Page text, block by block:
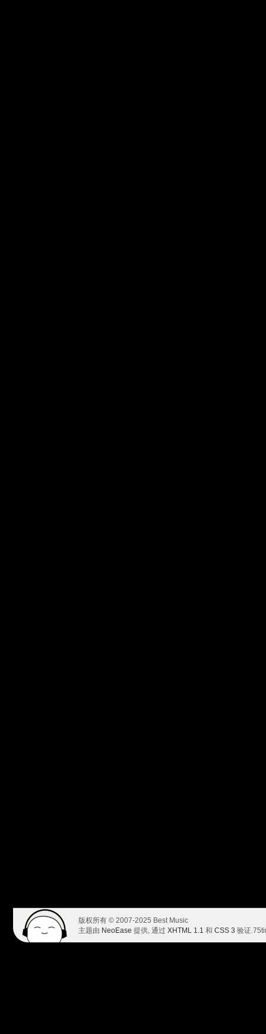
版权所有 © 2007-2025 Best Music
主题由 NeoEase 提供, 通过 XHTML 1.1 和 CSS 3 验证.